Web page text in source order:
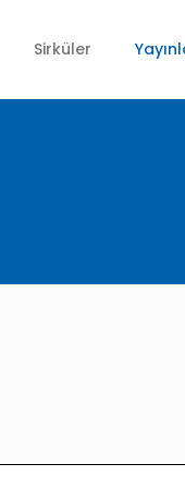
Sirküler